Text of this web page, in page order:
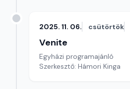
2025. 11. 06. csütörtök
Venite
Egyházi programajánló
Szerkesztő: Hámori Kinga